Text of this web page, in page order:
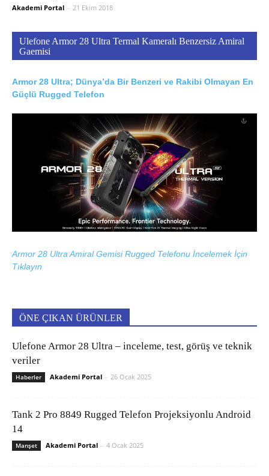
Akademi Portal - 21 Ekim 2018
Ulefone Armor 28 Ultra Termal Kameralı Benzersiz Amiral
Gaemisi
Armor 28 Ultra; Dünya’da Bir Benzeri ve Rakibi Olmayan En
Güçlü Rugged Telefon
Armor 28 Ultra Amiral Gemisi Rugged Telefonu İncelemek İçin
Tıklayın
ÖNE ÇIKAN ÜRÜNLER
Ulefone Armor 28 Ultra – inceleme, test, görüş ve teknik
veriler
Haberler Akademi Portal - 26 Ocak 2025
Tank 2 Pro 8849 Rugged Telefon Projeksiyonlu Android
14
Manşet Akademi Portal - 4 Ocak 2025